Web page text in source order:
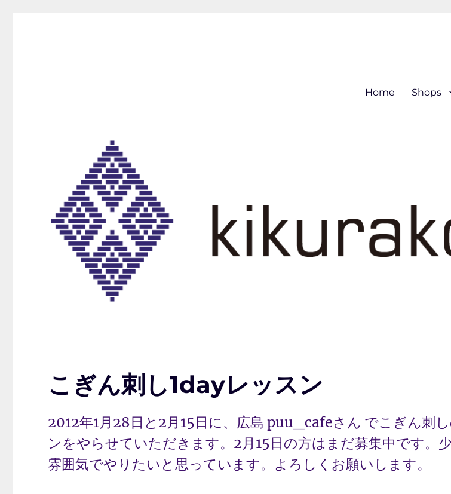
Home Shops
こぎん刺し1dayレッスン
2012年1月28日と2月15日に、広島 puu_cafeさん でこぎん刺
ンをやらせていただきます。2月15日の方はまだ募集中です。
雰囲気でやりたいと思っています。よろしくお願いします。